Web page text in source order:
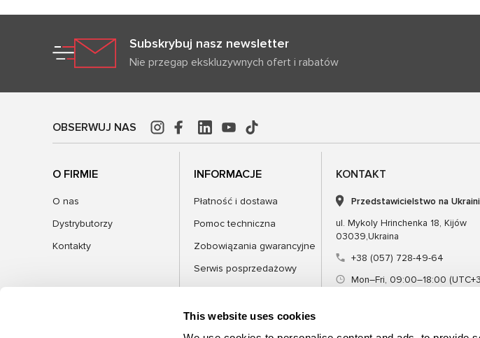
This website uses cookies
Subskrybuj nasz newsletter
Nie przegap ekskluzywnych ofert i rabatów
OBSERWUJ NAS
O FIRMIE
O nas
Dystrybutorzy
Kontakty
INFORMACJE
Płatność i dostawa
Pomoc techniczna
Zobowiązania gwarancyjne
Serwis posprzedażowy
FAQ
Blog
KONTAKT
Przedstawicielstwo na
ul. Mykoly Hrinchenka 18, Kijów
03039,Ukraina
+38 (057) 728-49-64
Mon–Fri, 09:00–18:00